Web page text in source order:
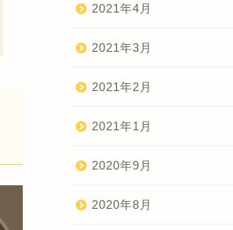
2021年4月
2021年3月
2021年2月
2021年1月
2020年9月
2020年8月